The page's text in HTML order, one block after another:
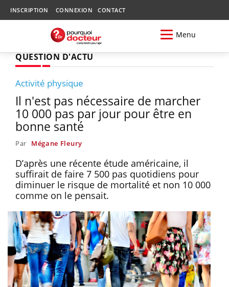
INSCRIPTION CONNEXION CONTACT
Menu
QUESTION D'ACTU
Activité physique
Il n'est pas nécessaire de marcher
10 000 pas par jour pour être en
bonne santé
Par Mégane Fleury
D’après une récente étude américaine, il
suffirait de faire 7 500 pas quotidiens pour
diminuer le risque de mortalité et non 10 000
comme on le pensait.